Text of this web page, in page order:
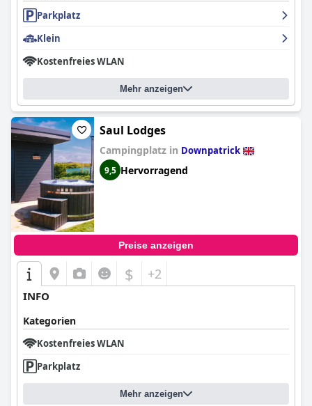
Parkplatz
Klein
Kostenfreies WLAN
Mehr anzeigen
Saul Lodges
Campingplatz in Downpatrick
9,5 Hervorragend
Preise anzeigen
$ +2
INFO
Kategorien
Kostenfreies WLAN
Parkplatz
Mehr anzeigen